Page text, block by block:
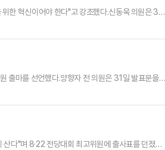
한 혁신이어야 한다"고 강조했다.신동욱 의원은 31
필패라는 사실은 초등학생들도 알고 있다"며 "동시
출마를 선언했다.양향자 전 의원은 31일 발표문을
보들이 대거 포진했다"고 바라봤다.이어 "이대로는
다"며 8·22 전당대회 최고위원에 출사표를 던졌다.